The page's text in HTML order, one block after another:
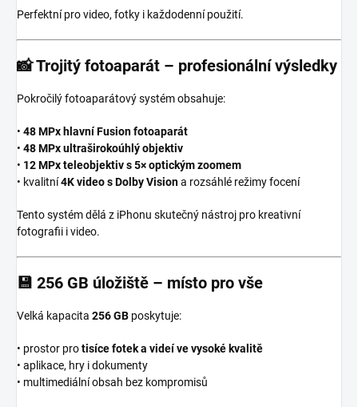
Perfektní pro video, fotky i každodenní použití.
📸Trojitý fotoaparát – profesionální výsledky
Pokročilý fotoaparátový systém obsahuje:
• 48 MPx hlavní Fusion fotoaparát
• 48 MPx ultraširokoúhlý objektiv
• 12 MPx teleobjektiv s 5× optickým zoomem
• kvalitní4K video s Dolby Visiona rozsáhlé režimy focení
Tento systém dělá z iPhonu skutečný nástroj pro kreativní
fotografii i video.
💾 256 GB úložiště – místo pro vše
Velká kapacita 256 GB poskytuje:
• prostor protisíce fotek a videí ve vysoké kvalitě
• aplikace, hry i dokumenty
• multimediální obsah bez kompromisů